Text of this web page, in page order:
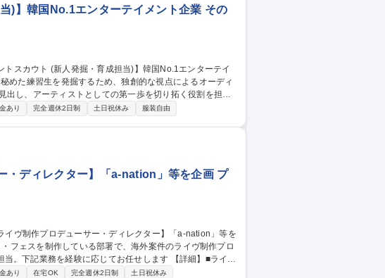
)】韓国No.1エンターテイメント企業 その
出し、アーティストとしての第一歩を切り拓く役割を担っ
タレントスカウト (新人発
あり 完全週休2日制 土日祝休み 服装自由
・ディレクター】「a-nation」等を企画 プ
業務を経験に応じてお任せします 【詳細】■ライ
務全般 ■興行内容の企画提案 ■予算管理 ・進行管理 ■スタ
あり 在宅OK 完全週休2日制 土日祝休み